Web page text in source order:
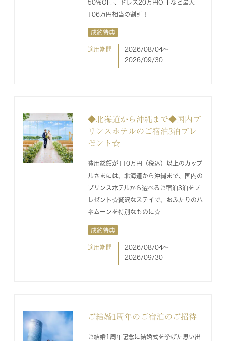
50％OFF、ドレス20万円OFFなど最大
106万円相当の割引！
成約特典
適用期間
2026/08/04〜
2026/09/30
◆北海道から沖縄まで◆国内プ
リンスホテルのご宿泊3泊プレ
ゼント☆
費用総額が110万円（税込）以上のカップ
ルさまには、北海道から沖縄まで、国内の
プリンスホテルから選べるご宿泊3泊をプ
レゼント☆贅沢なステイで、おふたりのハ
ネムーンを特別なものに☆
成約特典
適用期間
2026/08/04〜
2026/09/30
ご結婚1周年のご宿泊のご招待
ご結婚1周年記念に結婚式を挙げた思い出